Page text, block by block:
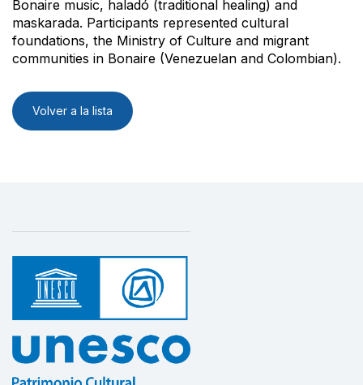
Bonaire music, haladó (traditional healing) and
maskarada. Participants represented cultural
foundations, the Ministry of Culture and migrant
communities in Bonaire (Venezuelan and Colombian).
Volver a la lista